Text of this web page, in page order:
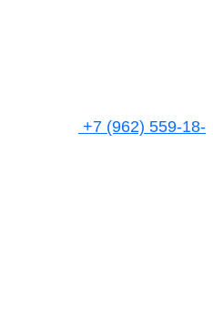
+7 (962) 559-18-